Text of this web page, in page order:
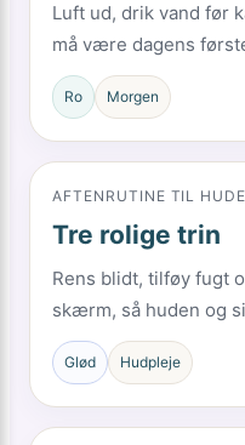
Luft ud, drik vand før
må være dagens
Ro Morgen
AFTENRUTINE TIL
Tre rolige trin
Rens blidt, tilføy fugt
skærm, så huden og
Glød Hudpleje